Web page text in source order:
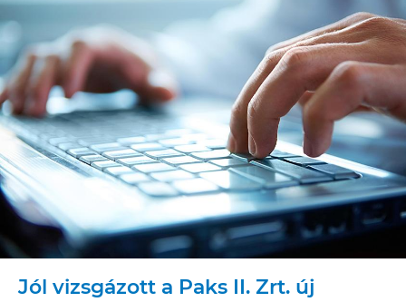
Jól vizsgázott a Paks II. Zrt. új